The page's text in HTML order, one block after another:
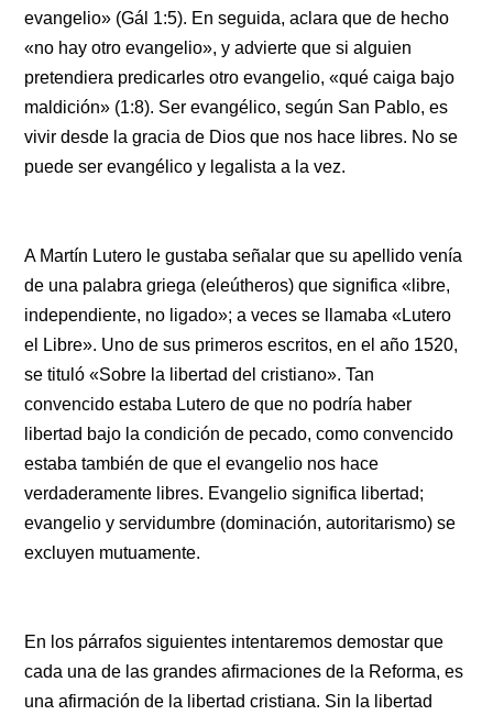
evangelio» (Gál 1:5). En seguida, aclara que de hecho
«no hay otro evangelio», y advierte que si alguien
pretendiera predicarles otro evangelio, «qué caiga bajo
maldición» (1:8). Ser evangélico, según San Pablo, es
vivir desde la gracia de Dios que nos hace libres. No se
puede ser evangélico y legalista a la vez.
A Martín Lutero le gustaba señalar que su apellido venía
de una palabra griega (eleútheros) que significa «libre,
independiente, no ligado»; a veces se llamaba «Lutero
el Libre». Uno de sus primeros escritos, en el año 1520,
se tituló «Sobre la libertad del cristiano». Tan
convencido estaba Lutero de que no podría haber
libertad bajo la condición de pecado, como convencido
estaba también de que el evangelio nos hace
verdaderamente libres. Evangelio significa libertad;
evangelio y servidumbre (dominación, autoritarismo) se
excluyen mutuamente.
En los párrafos siguientes intentaremos demostar que
cada una de las grandes afirmaciones de la Reforma, es
una afirmación de la libertad cristiana. Sin la libertad